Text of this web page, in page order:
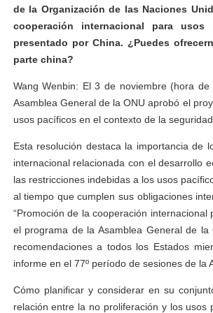
de la Organización de las Naciones
cooperación internacional para
presentado por China. ¿Puedes
parte china?
Wang Wenbin: El 3 de noviembre (hora
Asamblea General de la ONU aprobó el
usos pacíficos en el contexto de la
Esta resolución destaca la importancia de
internacional relacionada con el desarrollo
las restricciones indebidas a los usos
al tiempo que cumplen sus obligaciones
“Promoción de la cooperación
el programa de la Asamblea General de
recomendaciones a todos los Estados
informe en el 77º período de sesiones de la
Cómo planificar y considerar en su
relación entre la no proliferación y los